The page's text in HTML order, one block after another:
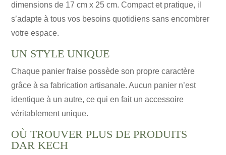
dimensions de 17 cm x 25 cm. Compact et pratique, il
s’adapte à tous vos besoins quotidiens sans encombrer
votre espace.
UN STYLE UNIQUE
Chaque panier fraise possède son propre caractère
grâce à sa fabrication artisanale. Aucun panier n’est
identique à un autre, ce qui en fait un accessoire
véritablement unique.
OÙ TROUVER PLUS DE PRODUITS
DAR KECH